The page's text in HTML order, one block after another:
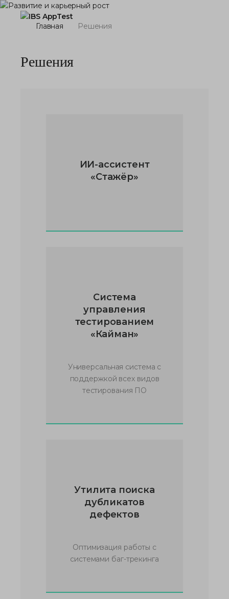
Главная Решения
Решения
ИИ-ассистент
«Стажёр»
Система
управления
тестированием
«Кайман»
Универсальная система с
поддержкой всех видов
тестирования ПО
Утилита поиска
дубликатов
дефектов
Оптимизация работы с
системами баг-трекинга